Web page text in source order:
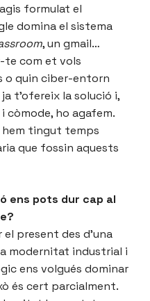
formulat el
domina el sistema
, un gmail…
te com et vols
o quin ciber-entorn
t’ofereix la solució i,
còmode, ho agafem.
hem tingut temps
que fossin aquests
ens pots dur cap al
present des d’una
modernitat industrial i
ens volgués dominar
és cert parcialment.